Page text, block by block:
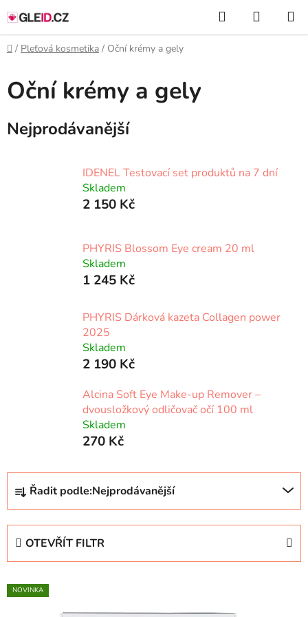
na
obsah
Hledat
KOŠÍK
Domů
/ Pleťová kosmetika / Oční krémy a gely
Oční krémy a gely
Nejprodávanější
IDENEL Testovací set produktů na 7 dní
Skladem
2 150 Kč
PHYRIS Blossom Eye cream 20 ml
Skladem
1 245 Kč
PHYRIS Dárková kazeta Collagen power
2025
Skladem
2 190 Kč
Alcina Soft Eye Make-up Remover –
dvousložkový odličovač očí 100 ml
Skladem
270 Kč
Ř
z
p
Řadit podle:Nejprodávanější
OTEVŘÍT FILTR
V
ý
NOVINKA